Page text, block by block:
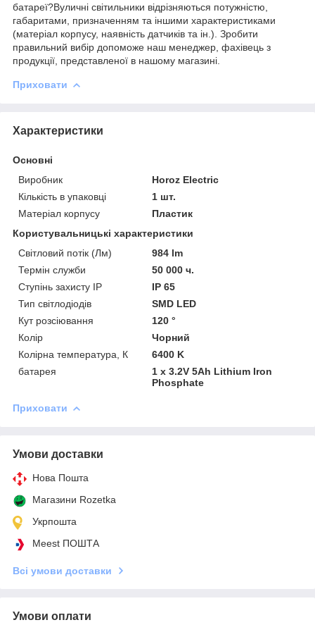
батареї?Вуличні світильники відрізняються потужністю,
габаритами, призначенням та іншими характеристиками
(матеріал корпусу, наявність датчиків та ін.). Зробити
правильний вибір допоможе наш менеджер, фахівець з
продукції, представленої в нашому магазині.
Приховати
Характеристики
Основні
Виробник
Horoz Electric
Кількість в упаковці
1 шт.
Матеріал корпусу
Пластик
Користувальницькі характеристики
Світловий потік (Лм)
984 lm
Термін служби
50 000 ч.
Ступінь захисту IP
IP 65
Тип світлодіодів
SMD LED
Кут розсіювання
120 °
Колір
Чорний
Колірна температура, К
6400 K
батарея
1 x 3.2V 5Ah Lithium Iron
Phosphate
Приховати
Умови доставки
Нова Пошта
Магазини Rozetka
Укрпошта
Meest ПОШТА
Всі умови доставки
Умови оплати